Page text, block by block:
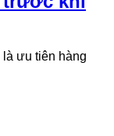
là ưu tiên hàng